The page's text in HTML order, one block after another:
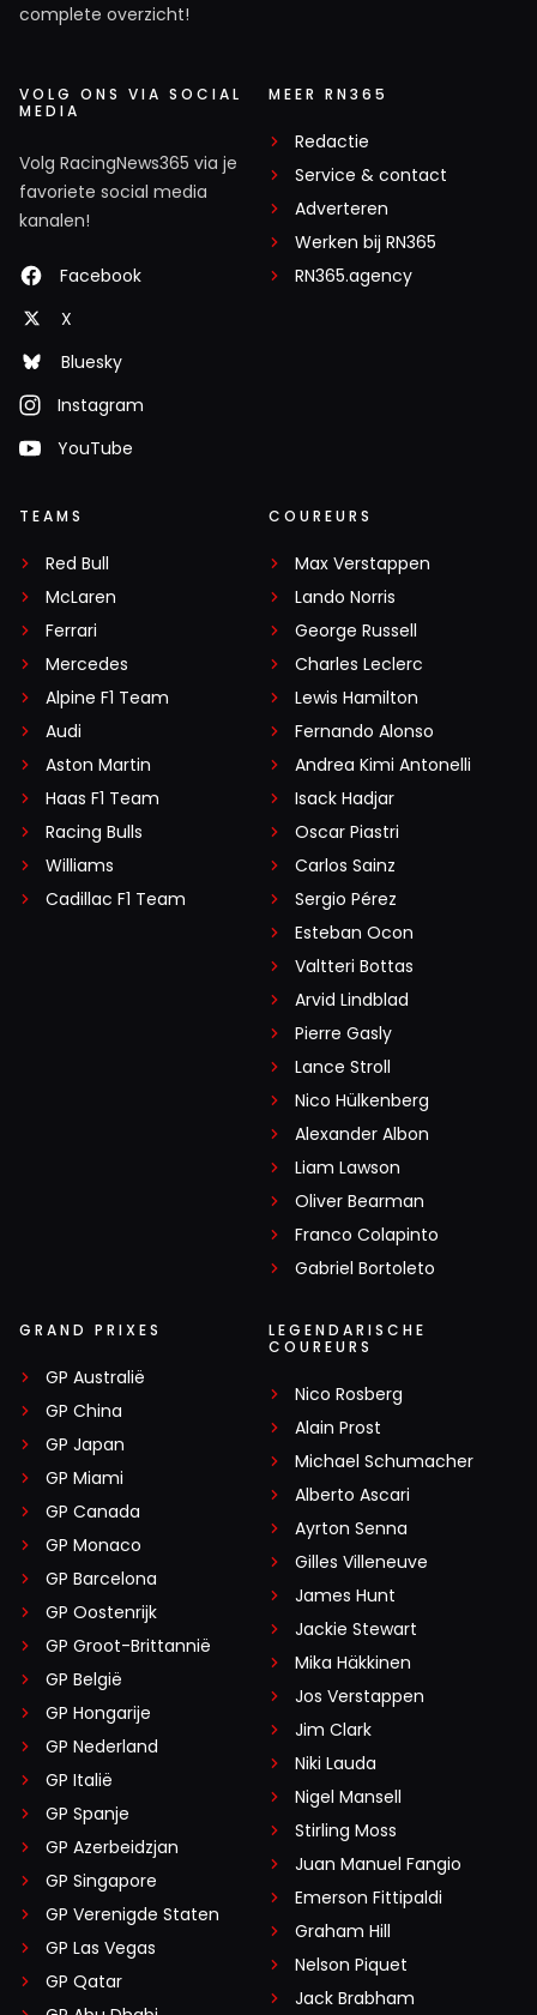
complete overzicht!
VOLG ONS VIA SOCIAL
MEDIA
Volg RacingNews365 via je
favoriete social media
kanalen!
Facebook
X
Bluesky
Instagram
YouTube
MEER RN365
Redactie
Service & contact
Adverteren
Werken bij RN365
RN365.agency
TEAMS
Red Bull
McLaren
Ferrari
Mercedes
Alpine F1 Team
Audi
Aston Martin
Haas F1 Team
Racing Bulls
Williams
Cadillac F1 Team
COUREURS
Max Verstappen
Lando Norris
George Russell
Charles Leclerc
Lewis Hamilton
Fernando Alonso
Andrea Kimi Antonelli
Isack Hadjar
Oscar Piastri
Carlos Sainz
Sergio Pérez
Esteban Ocon
Valtteri Bottas
Arvid Lindblad
Pierre Gasly
Lance Stroll
Nico Hülkenberg
Alexander Albon
Liam Lawson
Oliver Bearman
Franco Colapinto
Gabriel Bortoleto
GRAND PRIXES
GP Australië
GP China
GP Japan
GP Miami
GP Canada
GP Monaco
GP Barcelona
GP Oostenrijk
GP Groot-Brittannië
GP België
GP Hongarije
GP Nederland
GP Italië
GP Spanje
GP Azerbeidzjan
GP Singapore
GP Verenigde Staten
GP Las Vegas
GP Qatar
LEGENDARISCHE
COUREURS
Nico Rosberg
Alain Prost
Michael Schumacher
Alberto Ascari
Ayrton Senna
Gilles Villeneuve
James Hunt
Jackie Stewart
Mika Häkkinen
Jos Verstappen
Jim Clark
Niki Lauda
Nigel Mansell
Stirling Moss
Juan Manuel Fangio
Emerson Fittipaldi
Graham Hill
Nelson Piquet
Jack Brabham